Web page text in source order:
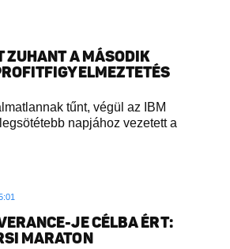
A MÁSODIK
tűnt, végül az IBM
napjához vezetett a
JE CÉLBA ÉRT:
MARATON